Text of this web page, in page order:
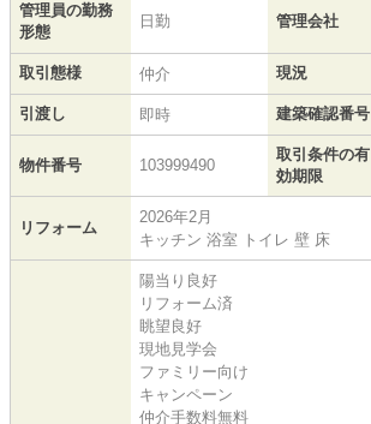
管理員の勤務
形態
日勤 管理会社
取引態様 仲介 現況
引渡し 即時 建築確認番号
物件番号 103999490
取引条件の有
効期限
リフォーム
2026年2月
キッチン 浴室 トイレ 壁 床
陽当り良好
リフォーム済
眺望良好
現地見学会
ファミリー向け
キャンペーン
仲介手数料無料